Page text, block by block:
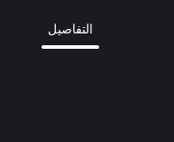
التفاصيل